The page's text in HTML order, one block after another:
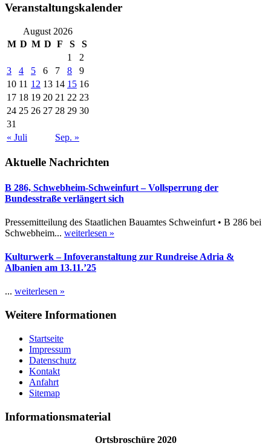
Veranstaltungskalender
August 2026
M D M D F S
S
1
2
3
4 5 6 7 8
9
10 11 12 13 14 15 16
17 18 19 20 21 22 23
24 25 26 27 28 29 30
31
« Juli
Sep. »
Aktuelle Nachrichten
B 286, Schwebheim-Schweinfurt – Vollsperrung der
Bundesstraße verlängert sich
Pressemitteilung des Staatlichen Bauamtes Schweinfurt • B 286 bei
Schwebheim... weiterlesen »
Kulturwerk – Infoveranstaltung zur Rundreise Adria &
Albanien am 13.11.’25
... weiterlesen »
Weitere Informationen
Startseite
Impressum
Datenschutz
Kontakt
Anfahrt
Sitemap
Informationsmaterial
Ortsbroschüre 2020